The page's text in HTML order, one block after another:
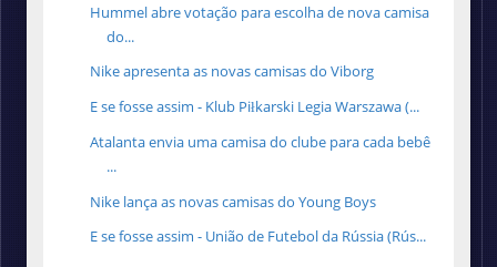
Hummel abre votação para escolha de nova camisa
do...
Nike apresenta as novas camisas do Viborg
E se fosse assim - Klub Piłkarski Legia Warszawa (...
Atalanta envia uma camisa do clube para cada bebê
...
Nike lança as novas camisas do Young Boys
E se fosse assim - União de Futebol da Rússia (Rús...